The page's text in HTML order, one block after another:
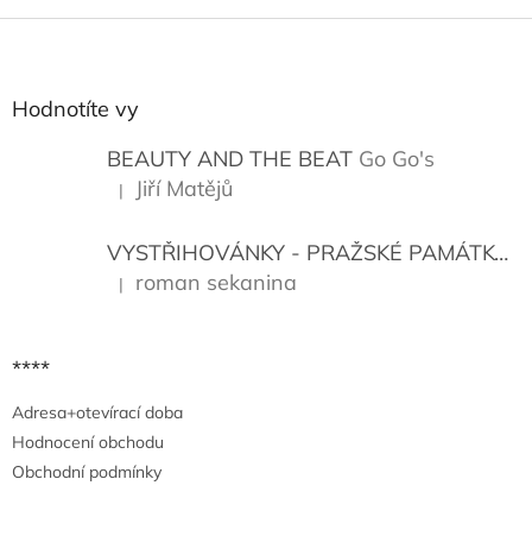
k
p
i
v
Z
Hodnotíte vy
BEAUTY AND THE BEAT Go Go's
Hodnocení produktu je 5 z 5 hvězdiček.
| Jiří Matějů
VYSTŘIHOVÁNKY - PRAŽSKÉ PAMÁTKY
Hodnocení produktu je 5 z 5 hvězdiček.
| roman sekanina
****
Adresa+otevírací doba
Hodnocení obchodu
Obchodní podmínky